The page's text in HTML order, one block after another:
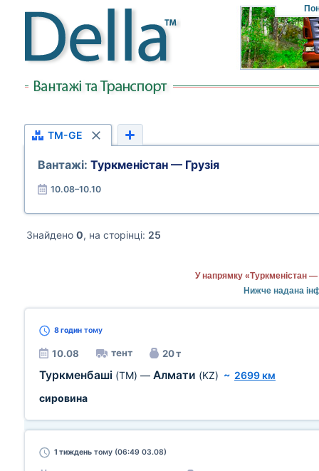
TM-GE
Вантажі: Туркменістан — Грузія
10.08–10.10
Знайдено 0, на сторінці: 25
У напрямку «Туркменістан
Нижче надана
8 годин тому
10.08 тент 20 т
Туркменбаші (TM) — Алмати (KZ) ~ 2699 км
сировина
1 тиждень тому (06:49 03.08)